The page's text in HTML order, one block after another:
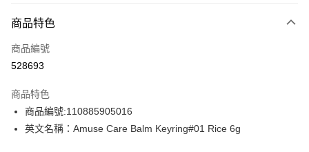
信用卡
Apple Pay
PayMe
WeChat Pay
商品特色
商品編號
528693
商品特色
商品編號:110885905016
英文名稱：Amuse Care Balm Keyring#01 Rice 6g